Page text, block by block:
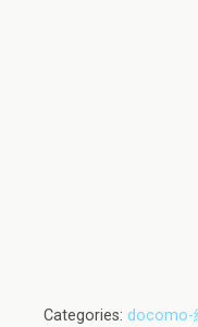
Categories: docomo-